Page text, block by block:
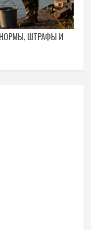
ШТРАФЫ И